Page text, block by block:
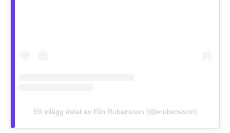
Ett inlägg delat av Elin Rubensson (@erubensson)